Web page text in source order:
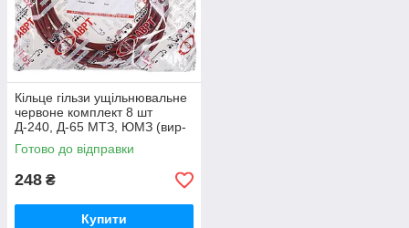
Кільце гільзи ущільнювальне
червоне комплект 8 шт
Д-240, Д-65 МТЗ, ЮМЗ (вир-
во ПХТ Україна) 50-1002022 /
50-1002022-А
Готово до відправки
248 ₴
Купити